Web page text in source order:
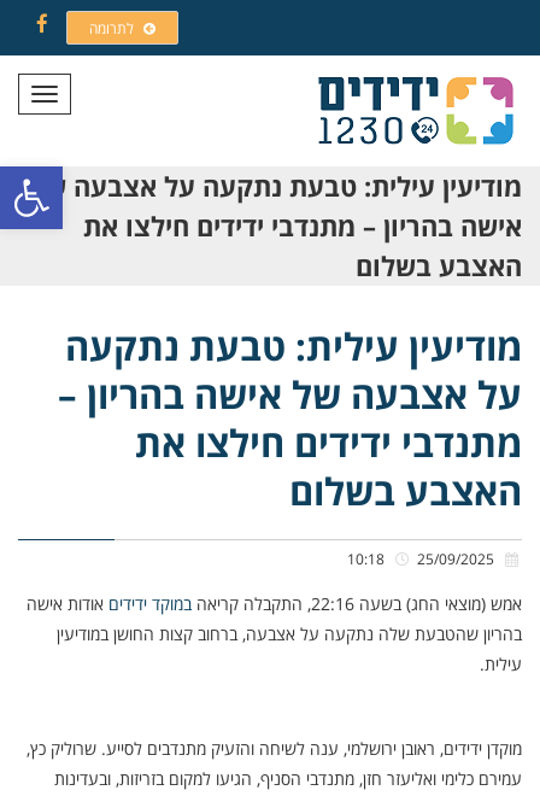
פתח
לתרומה
תפריט
מודיעין עילית: טבעת נתקעה על אצבעה של
אישה בהריון – מתנדבי ידידים חילצו את
האצבע בשלום
מודיעין עילית: טבעת נתקעה
על אצבעה של אישה בהריון –
מתנדבי ידידים חילצו את
האצבע בשלום
אמש (מוצאי החג) בשעה 22:16, התקבלה קריאה במוקד ידידים אודות אישה
בהריון שהטבעת שלה נתקעה על אצבעה, ברחוב קצות החושן במודיעין
עילית.
מוקדן ידידים, ראובן ירושלמי, ענה לשיחה והזעיק מתנדבים לסייע. שרוליק כץ,
עמירם כלימי ואליעזר חזן, מתנדבי הסניף, הגיעו למקום בזריזות, ובעדינות